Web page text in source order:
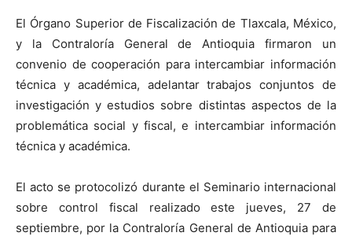
El Órgano Superior de Fiscalización de Tlaxcala, México,
y la Contraloría General de Antioquia firmaron un
convenio de cooperación para intercambiar información
técnica y académica, adelantar trabajos conjuntos de
investigación y estudios sobre distintas aspectos de la
problemática social y fiscal, e intercambiar información
técnica y académica.
El acto se protocolizó durante el Seminario internacional
sobre control fiscal realizado este jueves, 27 de
septiembre, por la Contraloría General de Antioquia para